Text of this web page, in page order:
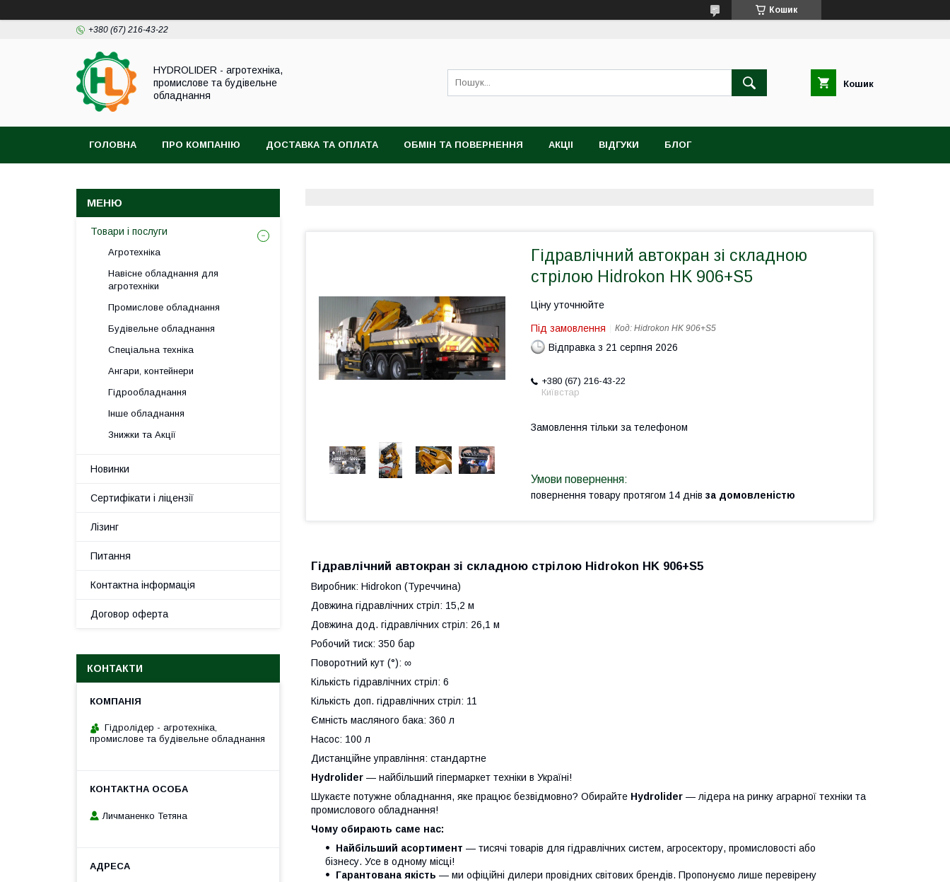
Кошик
+380 (67) 216-43-22
HYDROLIDER - агротехніка,
промислове та будівельне
обладнання
Кошик
ГОЛОВНА ПРО КОМПАНІЮ ДОСТАВКА ТА ОПЛАТА ОБМІН ТА ПОВЕРНЕННЯ АКЦІІ ВІДГУКИ БЛОГ
Гідравлічний автокран зі складною
стрілою Hidrokon HK 906+S5
Ціну уточнюйте
Під замовлення Код: Hidrokon HK 906+S5
Відправка з 21 серпня 2026
+380 (67) 216-43-22
Київстар
Замовлення тільки за телефоном
повернення товару протягом 14 днів за домовленістю
Гідравлічний автокран зі складною стрілою Hidrokon HK 906+S5
Виробник: Hidrokon (Туреччина)
Довжина гідравлічних стріл: 15,2 м
Довжина дод. гідравлічних стріл: 26,1 м
Робочий тиск: 350 бар
Поворотний кут (°): ∞
Кількість гідравлічних стріл: 6
Кількість доп. гідравлічних стріл: 11
Ємність масляного бака: 360 л
Насос: 100 л
Дистанційне управління: стандартне
Hydrolider — найбільший гіпермаркет техніки в Україні!
Шукаєте потужне обладнання, яке працює безвідмовно? Обирайте Hydrolider — лідера на ринку аграрної техніки та
промислового обладнання!
Чому обирають саме нас:
Найбільший асортимент — тисячі товарів для гідравлічних систем, агросектору, промисловості або
бізнесу. Усе в одному місці!
Гарантована якість — ми офіційні дилери провідних світових брендів. Пропонуємо лише перевірену
Товари і послуги
Агротехніка
Навісне обладнання для
агротехніки
Промислове обладнання
Будівельне обладнання
Спеціальна техніка
Ангари, контейнери
Гідрообладнання
Інше обладнання
Знижки та Акції
Новинки
Сертифікати і ліцензії
Лізинг
Питання
Контактна інформація
Договор оферта
КОНТАКТИ
Гідролідер - агротехніка,
промислове та будівельне обладнання
Личманенко Тетяна